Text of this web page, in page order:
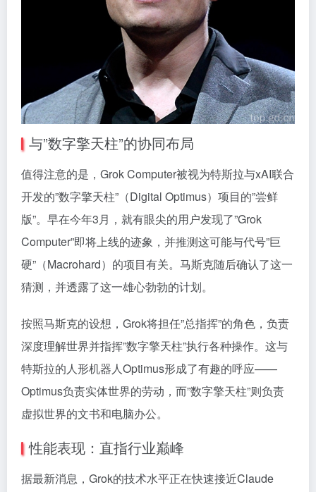
与”数字擎天柱”的协同布局
值得注意的是，Grok Computer被视为特斯拉与xAI联合
开发的”数字擎天柱”（Digital Optimus）项目的”尝鲜
版”。早在今年3月，就有眼尖的用户发现了”Grok
Computer”即将上线的迹象，并推测这可能与代号”巨
硬”（Macrohard）的项目有关。马斯克随后确认了这一
猜测，并透露了这一雄心勃勃的计划。
按照马斯克的设想，Grok将担任”总指挥”的角色，负责
深度理解世界并指挥”数字擎天柱”执行各种操作。这与
特斯拉的人形机器人Optimus形成了有趣的呼应——
Optimus负责实体世界的劳动，而”数字擎天柱”则负责
虚拟世界的文书和电脑办公。
性能表现：直指行业巅峰
据最新消息，Grok的技术水平正在快速接近Claude